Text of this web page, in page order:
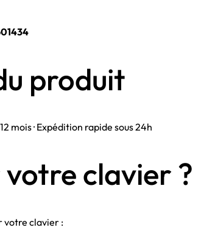
produit
mois · Expédition rapide sous 24h
clavier ?
votre clavier :